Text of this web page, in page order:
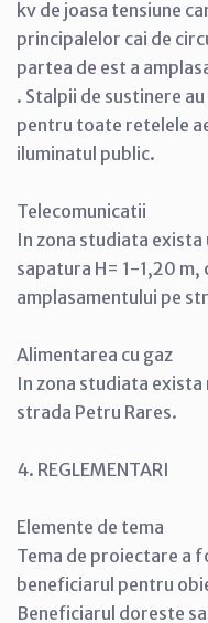
kv de joasa tensiune
principalelor cai de
partea de est a
. Stalpii de sustinere
pentru toate retelele
iluminatul public.
Telecomunicatii
In zona studiata exista
sapatura H= 1-1,20 m,
amplasamentului pe
Alimentarea cu gaz
In zona studiata exista
strada Petru Rares.
4. REGLEMENTARI
Elemente de tema
Tema de proiectare a
beneficiarul pentru
Beneficiarul doreste